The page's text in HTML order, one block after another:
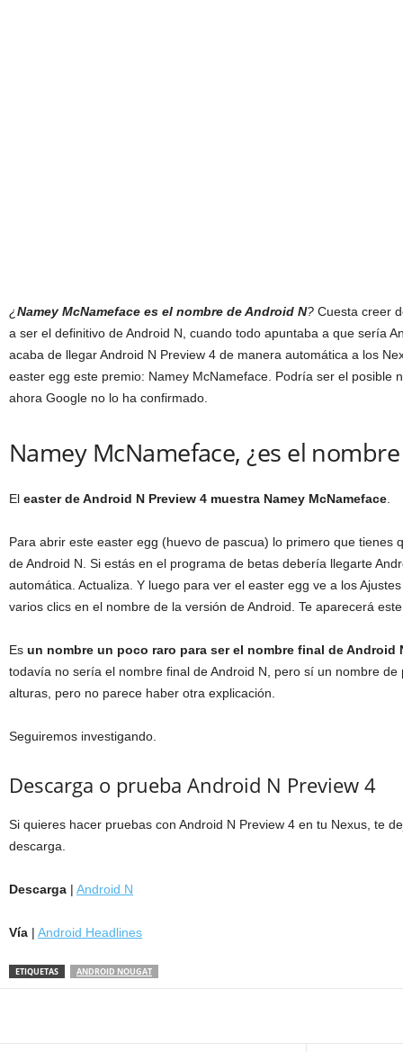
¿Namey McNameface es el nombre de Android N? Cuesta creer
a ser el definitivo de Android N, cuando todo apuntaba a que sería
acaba de llegar Android N Preview 4 de manera automática a los
easter egg este premio: Namey McNameface. Podría ser el posible
ahora Google no lo ha confirmado.
Namey McNameface, ¿es el
El easter de Android N Preview 4 muestra Namey McNameface
Para abrir este easter egg (huevo de pascua) lo primero que tienes
de Android N. Si estás en el programa de betas debería llegarte
automática. Actualiza. Y luego para ver el easter egg ve a los
varios clics en el nombre de la versión de Android. Te aparecerá
Es un nombre un poco raro para ser el nombre final de Android
todavía no sería el nombre final de Android N, pero sí un nombre
alturas, pero no parece haber otra explicación.
Seguiremos investigando.
Descarga o prueba Android N Preview 4
Si quieres hacer pruebas con Android N Preview 4 en tu Nexus, te
descarga.
Descarga | Android N
Vía | Android Headlines
ETIQUETAS ANDROID NOUGAT